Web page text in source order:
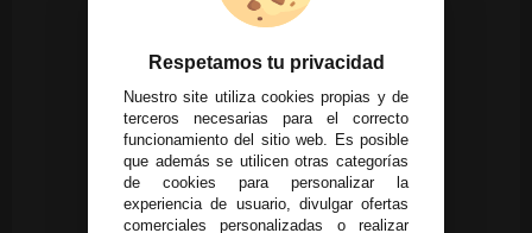
Respetamos tu privacidad
Nuestro site utiliza cookies propias y de
terceros necesarias para el correcto
funcionamiento del sitio web. Es posible
que además se utilicen otras categorías
de cookies para personalizar la
experiencia de usuario, divulgar ofertas
comerciales personalizadas o realizar